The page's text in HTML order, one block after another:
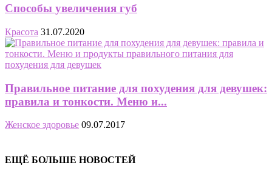
Способы увеличения губ
Красота 31.07.2020
Правильное питание для похудения для девушек:
правила и тонкости. Меню и...
Женское здоровье 09.07.2017
ЕЩЁ БОЛЬШЕ НОВОСТЕЙ